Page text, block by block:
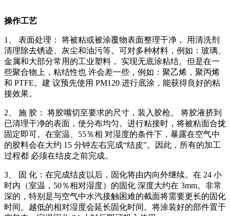
操作工艺
1、 表面处理： 将被粘或被涂覆物表面整理干净， 用清洗剂
清理除去锈迹、灰尘和油污等。可对多种材料，例如：玻璃、
金属和大部分常用的工业塑料， 实现无底涂粘结。但是在一
些聚合物上，粘结性也 许会差一些，例如：聚乙烯，聚丙烯
和 PTFE。建 议预先使用 PM120 进行底涂，能获得良好的粘
接效果。
2、 施 胶 ：
将胶嘴切至要求的尺寸，装入胶枪。 将胶液挤到
已清理干净的表面，使分布均匀。进行粘接时，将被粘面合拢
固定即可。在室温、55％相 对湿度的条件下，暴露在空气中
的胶料会在大约 15 分钟左右完成“结皮”。因此，所有的加工
过程都 必须在结皮之前完成。
3、 固 化 ： 在完成结皮以后，固化将由内向外继续。在 24 小
时内（室温，50％相对湿度）的固化 深度大约在 3mm。非常
深的，特别是与空气中水汽接触困难的截面将需要更长的固化
时间。越低的相对湿度会延长固化时间。将涂装好的部件置于